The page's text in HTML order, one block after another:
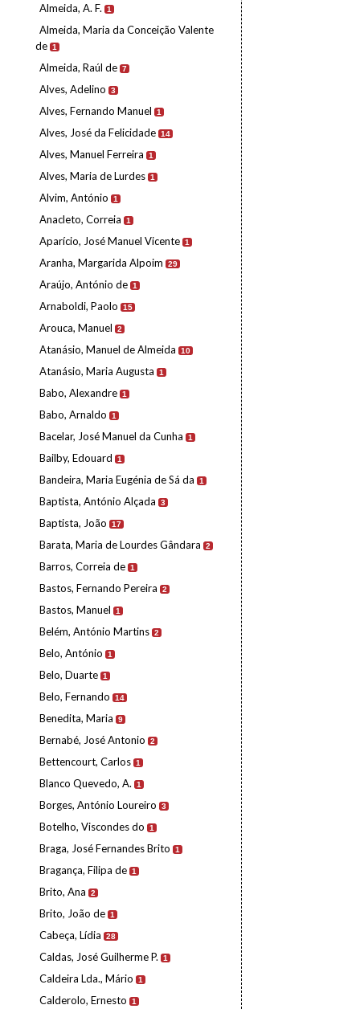
Almeida, A. F. 1
Almeida, Maria da Conceição Valente
de 1
Almeida, Raúl de 7
Alves, Adelino 3
Alves, Fernando Manuel 1
Alves, José da Felicidade 14
Alves, Manuel Ferreira 1
Alves, Maria de Lurdes 1
Alvim, António 1
Anacleto, Correia 1
Aparício, José Manuel Vicente 1
Aranha, Margarida Alpoim 29
Araújo, António de 1
Arnaboldi, Paolo 15
Arouca, Manuel 2
Atanásio, Manuel de Almeida 10
Atanásio, Maria Augusta 1
Babo, Alexandre 1
Babo, Arnaldo 1
Bacelar, José Manuel da Cunha 1
Bailby, Edouard 1
Bandeira, Maria Eugénia de Sá da 1
Baptista, António Alçada 3
Baptista, João 17
Barata, Maria de Lourdes Gândara 2
Barros, Correia de 1
Bastos, Fernando Pereira 2
Bastos, Manuel 1
Belém, António Martins 2
Belo, António 1
Belo, Duarte 1
Belo, Fernando 14
Benedita, Maria 9
Bernabé, José Antonio 2
Bettencourt, Carlos 1
Blanco Quevedo, A. 1
Borges, António Loureiro 3
Botelho, Viscondes do 1
Braga, José Fernandes Brito 1
Bragança, Filipa de 1
Brito, Ana 2
Brito, João de 1
Cabeça, Lídia 28
Caldas, José Guilherme P. 1
Caldeira Lda., Mário 1
Calderolo, Ernesto 1